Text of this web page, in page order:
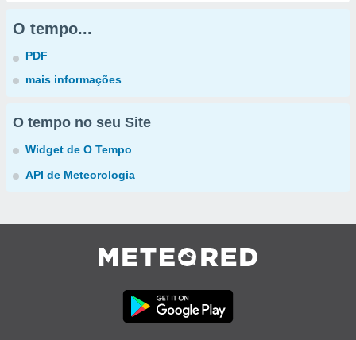
O tempo...
PDF
mais informações
O tempo no seu Site
Widget de O Tempo
API de Meteorologia